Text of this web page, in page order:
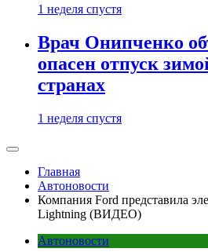
1 неделя спустя
Врач Онипченко
опасен отпуск
странах
1 неделя спустя
Главная
Автоновости
Компания Ford представила
Lightning (ВИДЕО)
Автоновости